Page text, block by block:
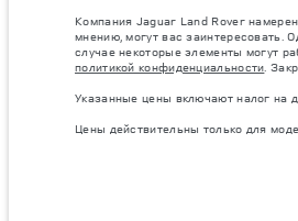
соответствии с законодательством ЕС.
цены и цвета на этом веб-сайте могут
регионе.
Указанные значения массы
полезная нагрузка.
важное примечание в отношений
Компания Jaguar Land Rover
мнению, могут вас заинтересовать.
случае некоторые элементы могут
политикой конфиденциальности.
Указанные цены включают налог на
Цены действительны только для